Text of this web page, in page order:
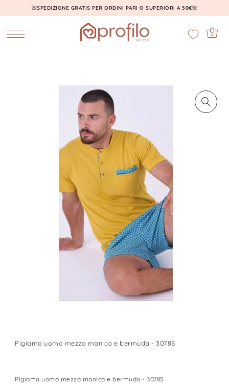
🌺SPEDIZIONE GRATIS PER ORDINI PARI O SUPERIORI A 50€🌺
0
Pigiama uomo mezza manica e bermuda - 3078S
Pigiama uomo mezza manica e bermuda - 3078S